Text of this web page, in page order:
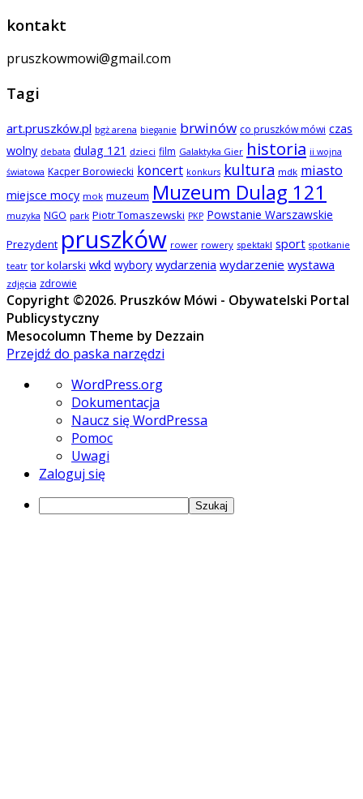
kontakt
pruszkowmowi@gmail.com
Tagi
art.pruszków.pl bgż arena bieganie brwinów co pruszków mówi czas
wolny debata dulag 121 dzieci film Galaktyka Gier historia ii wojna
światowa Kacper Borowiecki koncert konkurs kultura mdk miasto
miejsce mocy mok muzeum Muzeum Dulag 121
muzyka NGO park Piotr Tomaszewski PKP Powstanie Warszawskie
Prezydent pruszków rower rowery spektakl sport spotkanie
teatr tor kolarski wkd wybory wydarzenia wydarzenie wystawa
zdjęcia zdrowie
Copyright ©2026. Pruszków Mówi - Obywatelski Portal
Publicystyczny
Mesocolumn Theme by Dezzain
Przejdź do paska narzędzi
WordPressie
WordPress.org
Dokumentacja
Naucz się WordPressa
Pomoc
Uwagi
Zaloguj się
Szukaj